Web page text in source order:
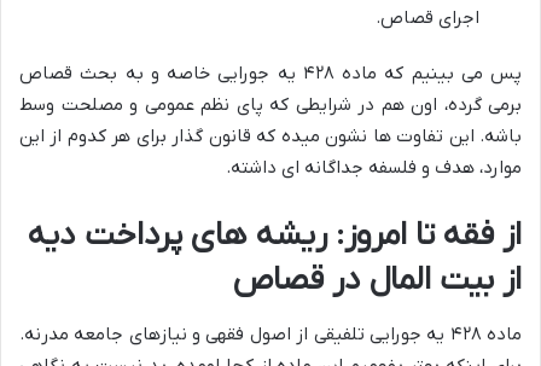
اجرای قصاص.
پس می بینیم که ماده ۴۲۸ یه جورایی خاصه و به بحث قصاص
برمی گرده، اون هم در شرایطی که پای نظم عمومی و مصلحت وسط
باشه. این تفاوت ها نشون میده که قانون گذار برای هر کدوم از این
موارد، هدف و فلسفه جداگانه ای داشته.
از فقه تا امروز: ریشه های پرداخت دیه
از بیت المال در قصاص
ماده ۴۲۸ یه جورایی تلفیقی از اصول فقهی و نیازهای جامعه مدرنه.